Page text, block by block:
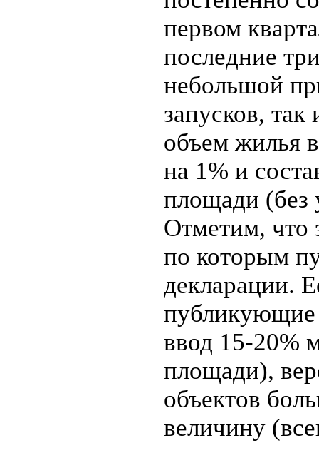
первом
последние
небольшой
запусков,
объем жилья
на 1% и
площади (без
Отметим, что
по которым
декларации.
публикующие
ввод 15-20%
площади),
объектов
величину